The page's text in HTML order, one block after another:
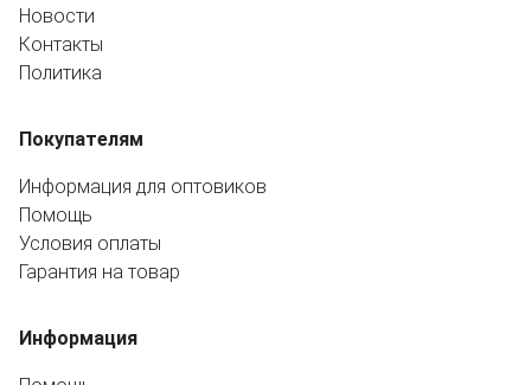
Новости
Контакты
Политика
Покупателям
Информация для оптовиков
Помощь
Условия оплаты
Гарантия на товар
Информация